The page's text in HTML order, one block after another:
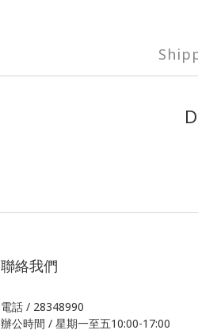
聯絡我們
電話 / 28348990
辦公時間 / 星期一至五10:00-17:00